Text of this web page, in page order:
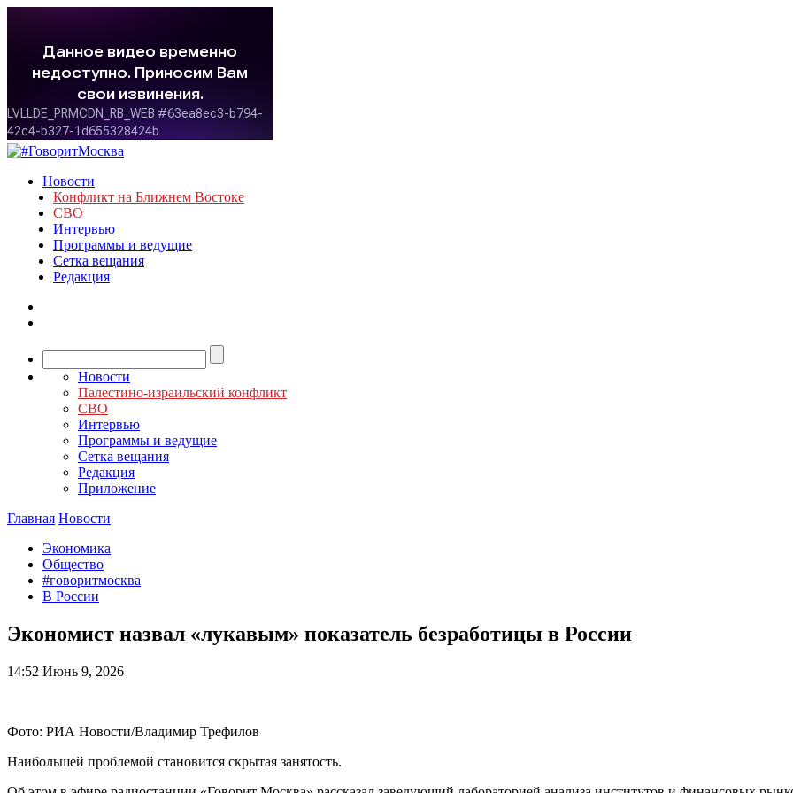
Новости
Конфликт на Ближнем Востоке
СВО
Интервью
Программы и ведущие
Сетка вещания
Редакция
Новости
Палестино-израильский конфликт
СВО
Интервью
Программы и ведущие
Сетка вещания
Редакция
Приложение
Главная Новости
Экономика
Общество
#говоритмосква
В России
Экономист назвал «лукавым» показатель безработицы в России
14:52 Июнь 9, 2026
Фото: РИА Новости/Владимир Трефилов
Наибольшей проблемой становится скрытая занятость.